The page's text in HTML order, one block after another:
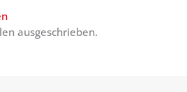
ausgeschrieben.